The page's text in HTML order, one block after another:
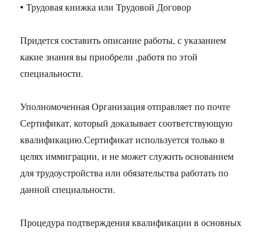
• Трудовая книжка или Трудовой Договор
Придется составить описание работы, с указанием
какие знания вы приобрели ,работя по этой
специальности.
Уполномоченная Организация отправляет по почте
Сертификат, который доказывает соответствующую
квалификацию.Сертификат используется только в
целях иммиграции, и не может служить основанием
для трудоустройства или обязательства работать по
данной специальности.
Процедура подтверждения квалификации в основных